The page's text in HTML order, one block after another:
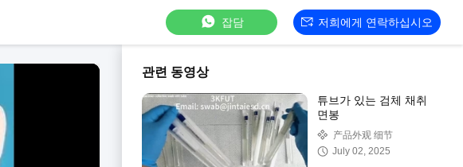
잡담 저희에게 연락하십시오
관련 동영상
튜브가 있는 검체 채취
면봉
产品外观 细节
July 02, 2025